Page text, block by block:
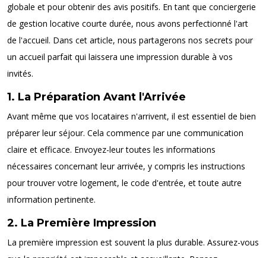
globale et pour obtenir des avis positifs. En tant que conciergerie
de gestion locative courte durée, nous avons perfectionné l'art
de l'accueil. Dans cet article, nous partagerons nos secrets pour
un accueil parfait qui laissera une impression durable à vos
invités.
1. La Préparation Avant l'Arrivée
Avant même que vos locataires n'arrivent, il est essentiel de bien
préparer leur séjour. Cela commence par une communication
claire et efficace. Envoyez-leur toutes les informations
nécessaires concernant leur arrivée, y compris les instructions
pour trouver votre logement, le code d'entrée, et toute autre
information pertinente.
2. La Première Impression
La première impression est souvent la plus durable. Assurez-vous